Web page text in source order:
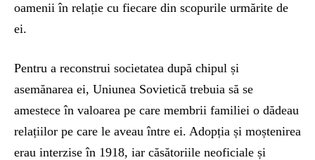
oamenii în relație cu fiecare din scopurile urmărite de
ei.
Pentru a reconstrui societatea după chipul și
asemănarea ei, Uniunea Sovietică trebuia să se
amestece în valoarea pe care membrii familiei o dădeau
relațiilor pe care le aveau între ei. Adopția și moștenirea
erau interzise în 1918, iar căsătoriile neoficiale și